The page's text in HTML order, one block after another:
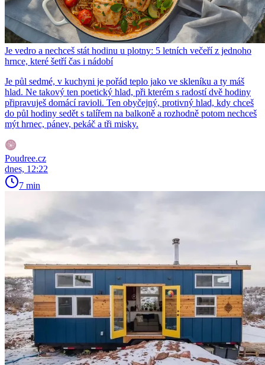
Je vedro a nechceš stát hodinu u plotny: 5 letních večeří z jednoho
hrnce, které šetří čas i nádobí
Je půl sedmé, v kuchyni je pořád teplo jako ve skleníku a ty máš
hlad. Ne takový ten poetický hlad, při kterém s radostí dvě hodiny
připravuješ domácí ravioli. Ten obyčejný, protivný hlad, kdy chceš
do půl hodiny sedět s talířem na balkoně a rozhodně potom nechceš
mýt hrnec, pánev, pekáč a tři misky.
Poudree.cz
dnes, 12:22
7 min